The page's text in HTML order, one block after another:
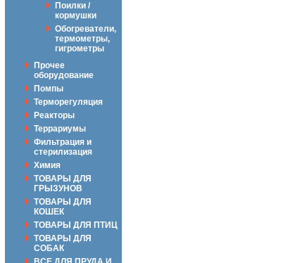
Поилки /
кормушки
Обогреватели,
термометры,
гигрометры
Прочее
оборудование
Помпы
Терморегуляция
Реакторы
Террариумы
Фильтрация и
стерилизация
Химия
ТОВАРЫ ДЛЯ
ГРЫЗУНОВ
ТОВАРЫ ДЛЯ
КОШЕК
ТОВАРЫ ДЛЯ ПТИЦ
ТОВАРЫ ДЛЯ
СОБАК